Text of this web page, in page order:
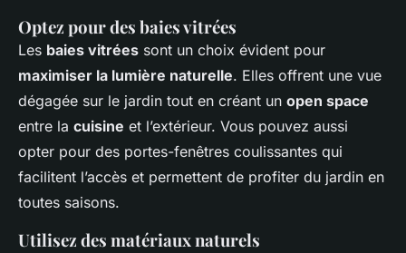
Optez pour des baies vitrées
Les baies vitrées sont un choix évident pour
maximiser la lumière naturelle. Elles offrent une vue
dégagée sur le jardin tout en créant un open space
entre la cuisine et l’extérieur. Vous pouvez aussi
opter pour des portes-fenêtres coulissantes qui
facilitent l’accès et permettent de profiter du jardin en
toutes saisons.
Utilisez des matériaux naturels